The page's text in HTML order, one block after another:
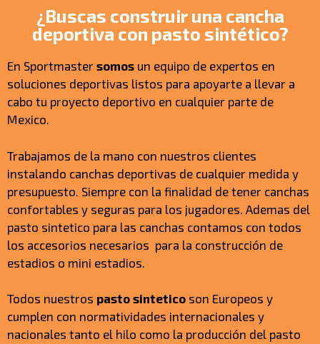
¿Buscas construir una cancha
deportiva con pasto sintético?
En Sportmaster somos un equipo de expertos en
soluciones deportivas listos para apoyarte a llevar a
cabo tu proyecto deportivo en cualquier parte de
Mexico.
Trabajamos de la mano con nuestros clientes
instalando canchas deportivas de cualquier medida y
presupuesto. Siempre con la finalidad de tener canchas
confortables y seguras para los jugadores. Ademas del
pasto sintetico para las canchas contamos con todos
los accesorios necesarios para la construcción de
estadios o mini estadios.
Todos nuestros pasto sintetico son Europeos y
cumplen con normatividades internacionales y
nacionales tanto el hilo como la producción del pasto